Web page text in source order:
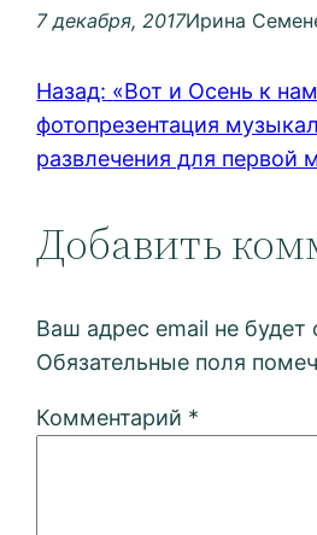
7 декабря, 2017Ирина
Назад: «Вот и Осень к
фотопрезентация
развлечения для первой
Добавить
Ваш адрес email не будет
Обязательные поля
Комментарий *